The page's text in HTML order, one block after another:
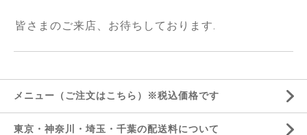
皆さまのご来店、お待ちしております.
メニュー（ご注文はこちら）※税込価格です
東京・神奈川・埼玉・千葉の配送料について